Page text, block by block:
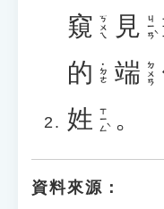
窺 ㄎㄨㄟ 見 ㄐㄧㄢˋ
的 ˙ㄉㄜ 端 ㄉㄨㄢ
姓 ㄒㄧㄥˋ 。
資料來源：